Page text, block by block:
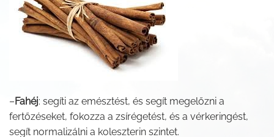
–Fahéj: segíti az emésztést, és segít megelőzni a
fertőzéseket, fokozza a zsírégetést, és a vérkeringést,
segít normalizálni a koleszterin szintet.